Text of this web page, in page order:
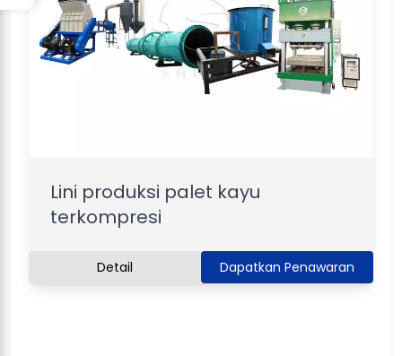
Lini produksi palet kayu
terkompresi
Detail Dapatkan Penawaran